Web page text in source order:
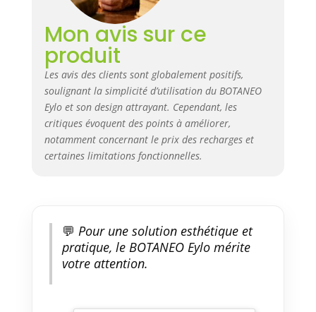
Mon avis sur ce
produit
Les avis des clients sont globalement positifs,
soulignant la simplicité d’utilisation du BOTANEO
Eylo et son design attrayant. Cependant, les
critiques évoquent des points à améliorer,
notamment concernant le prix des recharges et
certaines limitations fonctionnelles.
💬 Pour une solution esthétique et
pratique, le BOTANEO Eylo mérite
votre attention.